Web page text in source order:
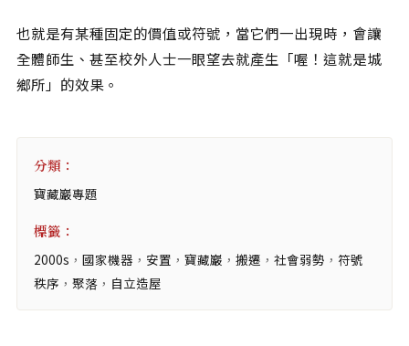
也就是有某種固定的價值或符號，當它們一出現時，會讓
全體師生、甚至校外人士一眼望去就產生「喔！這就是城
鄉所」的效果。
分類：
寶藏巖專題
標籤：
2000s ， 國家機器 ， 安置 ， 寶藏巖 ， 搬遷 ， 社會弱勢 ， 符號
秩序 ， 聚落 ， 自立造屋